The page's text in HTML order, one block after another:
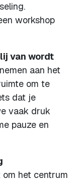
workshop
van wordt
aan het
om te
dat je
vaak druk
pauze en
om het centrum